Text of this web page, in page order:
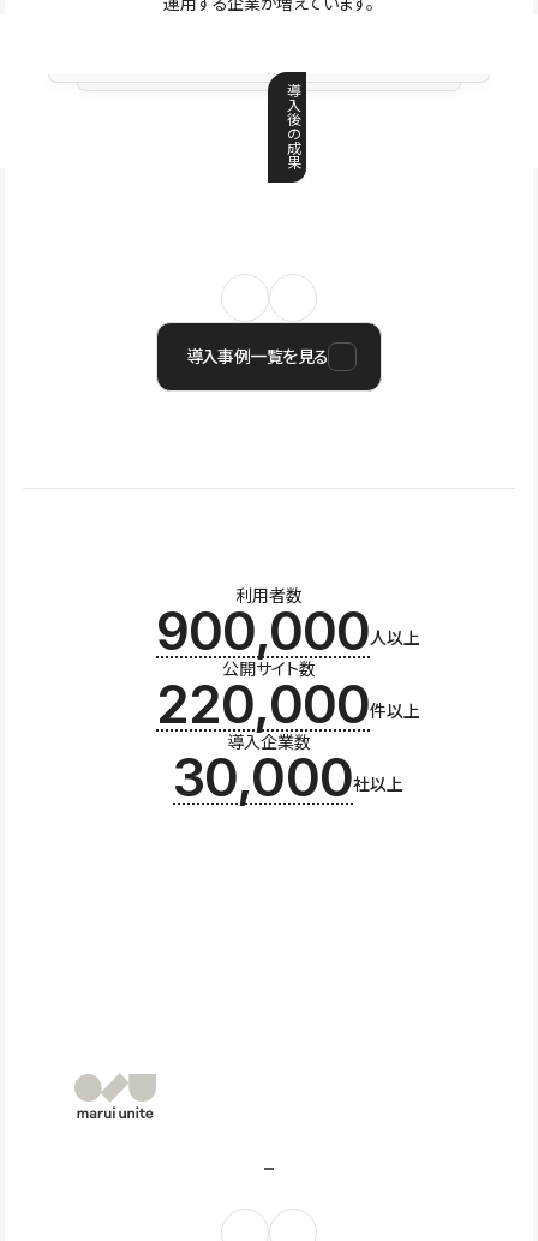
導
入
後
の
成
果
導入事例一覧を見る
利用者数
900,000人以上
公開サイト数
220,000件以上
導入企業数
30,000社以上